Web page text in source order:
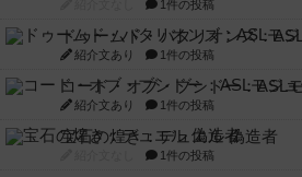
1件の投稿
ドゥームド・バタリオンズ：
紹介文あり 1件の投稿
コード・オブ・ブシドー：ASL
紹介文あり 1件の投稿
宝石の煌き：デュエル 偽造者
1件の投稿